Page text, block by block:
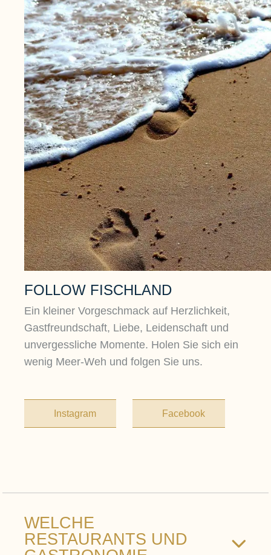
FOLLOW FISCHLAND
Ein kleiner Vorgeschmack auf Herzlichkeit,
Gastfreundschaft, Liebe, Leidenschaft und
unvergessliche Momente. Holen Sie sich ein
wenig Meer-Weh und folgen Sie uns.
Instagram Facebook
WELCHE
RESTAURANTS UND